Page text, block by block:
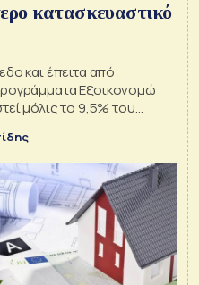
κατασκευαστικό
και έπειτα από
Εξοικονομώ
μόλις το 9,5% του